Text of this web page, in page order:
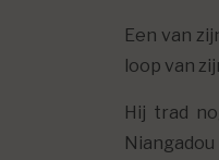
Een van
loop van
Hij trad